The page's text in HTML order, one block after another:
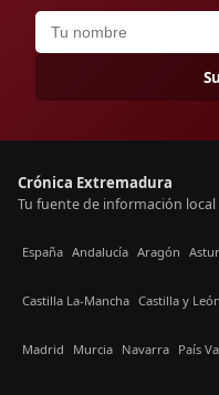
Crónica Extremadura
Tu fuente de información local
España Andalucía Aragón
Castilla La-Mancha Castilla y León
Madrid Murcia Navarra País